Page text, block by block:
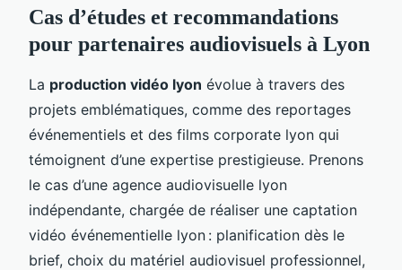
Cas d’études et recommandations
pour partenaires audiovisuels à Lyon
La production vidéo lyon évolue à travers des
projets emblématiques, comme des reportages
événementiels et des films corporate lyon qui
témoignent d’une expertise prestigieuse. Prenons
le cas d’une agence audiovisuelle lyon
indépendante, chargée de réaliser une captation
vidéo événementielle lyon : planification dès le
brief, choix du matériel audiovisuel professionnel,